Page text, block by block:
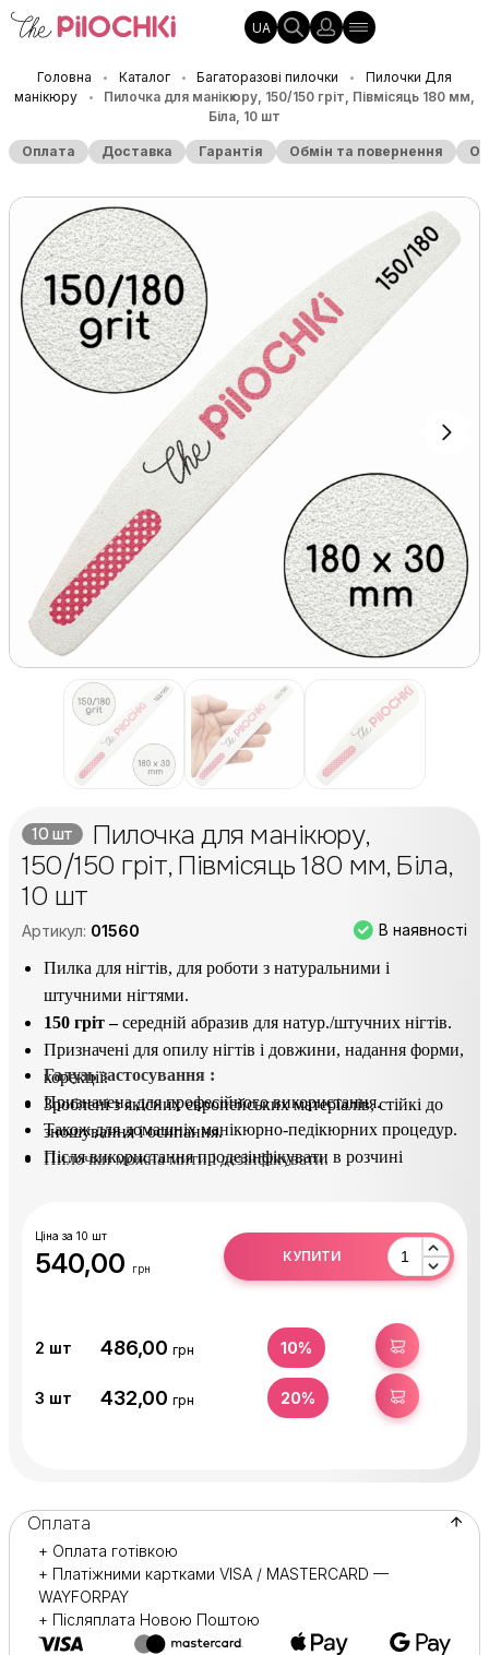
UA
Головна • Каталог • Багаторазові пилочки •
Пилочки Для
манікюру
•
Пилочка для манікюру, 150/150 гріт, Півмісяць 180 мм,
Біла, 10 шт
Оплата Доставка Гарантія Обмін та повернення
10 шт
Пилочка для манікюру,
150/150 гріт, Півмісяць 180 мм, Біла,
10 шт
Артикул: 01560 В наявності
Пилка для нігтів, для роботи з натуральними і
штучними нігтями.
150 гріт –середній абразив для натур./штучних нігтів.
Призначені для опилу нігтів і довжини, надання форми,
корекції.
Зроблені з якісних європейських матеріалів, стійкі до
зношування і осипання.
Пилочки можна мити і дезінфікувати.
Галузь застосування :
Призначена для професійного використання.
Також для домашніх манікюрно-педікюрних процедур.
Після використання продезінфікувати в розчині
Ціна за 10 шт
540,00 грн
КУПИТИ
2 шт 486,00 грн 10% КУПИТИ
3 шт 432,00 грн 20% КУПИТИ
Оплата
+ Оплата готівкою
+ Платіжними картками VISA / MASTERCARD —
WAYFORPAY
+ Післяплата Новою Поштою